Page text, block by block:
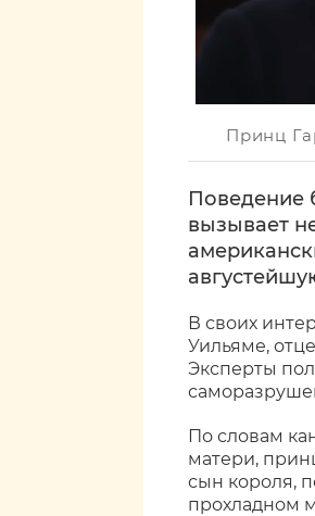
Принц
Поведение
вызывает
В своих
Уильяме,
Эксперты
По словам
матери,
сын короля,
прохладном